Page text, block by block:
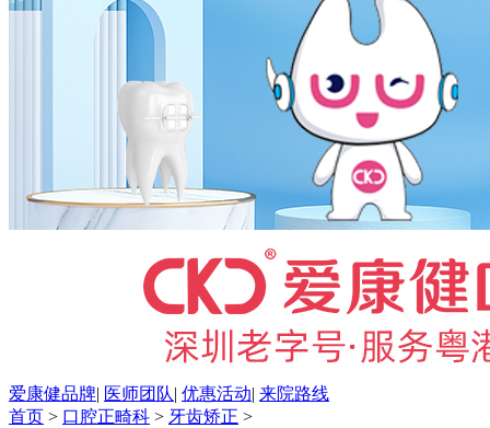
爱康健品牌| 医师团队| 优惠活动| 来院路线
首页 > 口腔正畸科 > 牙齿矫正 >